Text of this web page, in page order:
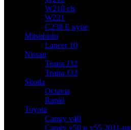
W218 cls
W221
C238 E купе
Mitsubishi
Lancer 10
Nissan
Teana J32
Teana J33
Skoda
Octavia
Rapid
Toyota
Camry v40
Camry v50 и v55 2011-нв